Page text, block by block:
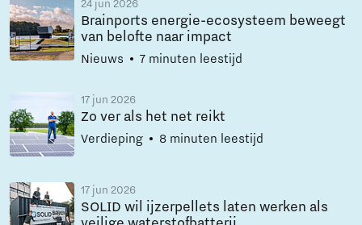
24 jun 2026
Brainports energie-ecosysteem beweegt
van belofte naar impact
Nieuws 7 minuten leestijd
17 jun 2026
Zo ver als het net reikt
Verdieping 8 minuten leestijd
17 jun 2026
SOLID wil ijzerpellets laten werken als